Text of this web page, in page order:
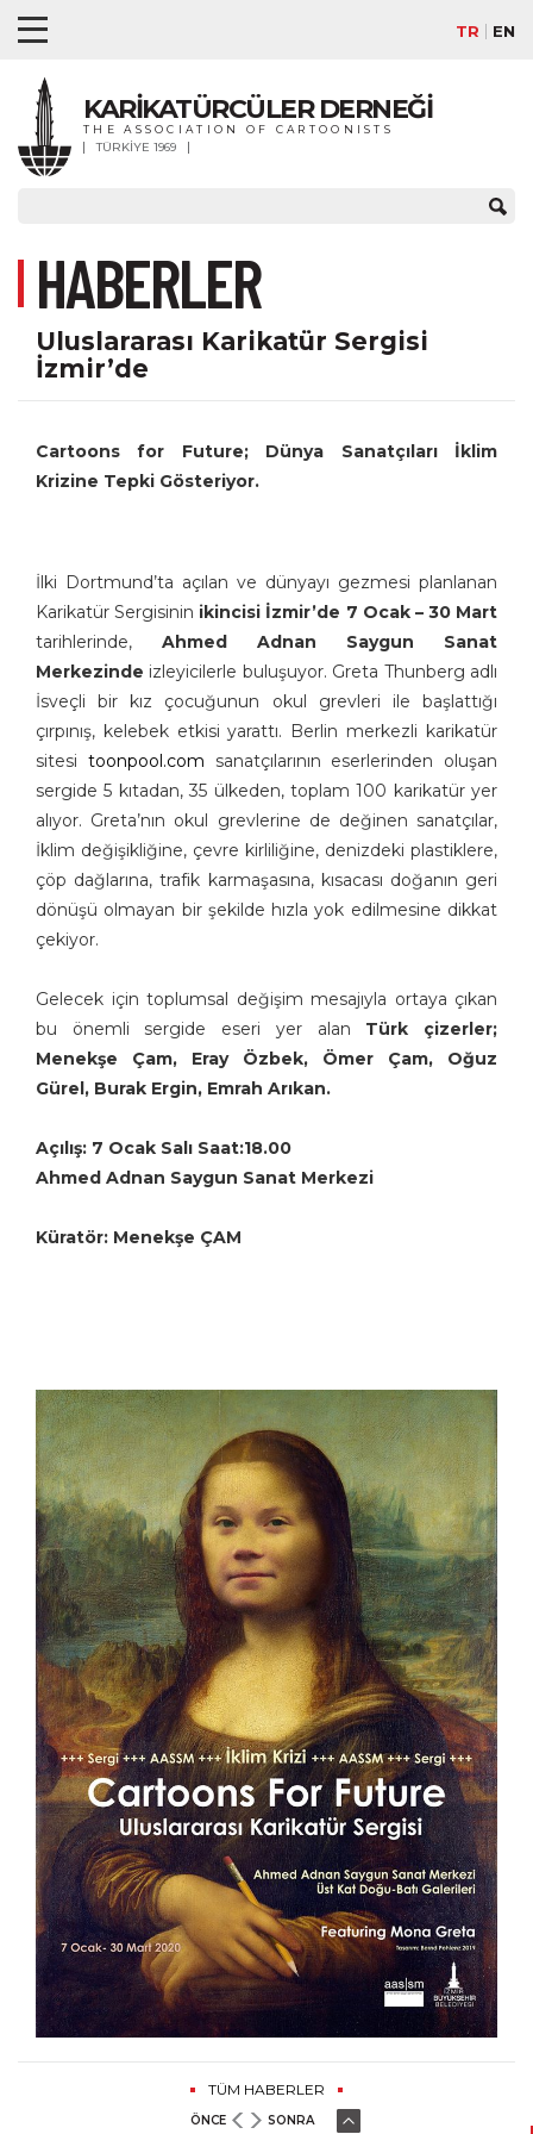
TR EN
KARİKATÜRCÜLER DERNEĞİ
THE ASSOCIATION OF CARTOONISTS
TÜRKİYE 1969
HABERLER
Uluslararası Karikatür Sergisi
İzmir’de
Cartoons for Future; Dünya Sanatçıları İklim
Krizine Tepki Gösteriyor.
İlki Dortmund’ta açılan ve dünyayı gezmesi planlanan
Karikatür Sergisinin ikincisi İzmir’de 7 Ocak – 30 Mart
tarihlerinde, Ahmed Adnan Saygun Sanat
Merkezinde izleyicilerle buluşuyor. Greta Thunberg adlı
İsveçli bir kız çocuğunun okul grevleri ile başlattığı
çırpınış, kelebek etkisi yarattı. Berlin merkezli karikatür
sitesi toonpool.com sanatçılarının eserlerinden oluşan
sergide 5 kıtadan, 35 ülkeden, toplam 100 karikatür yer
alıyor. Greta’nın okul grevlerine de değinen sanatçılar,
İklim değişikliğine, çevre kirliliğine, denizdeki plastiklere,
çöp dağlarına, trafik karmaşasına, kısacası doğanın geri
dönüşü olmayan bir şekilde hızla yok edilmesine dikkat
çekiyor.
Gelecek için toplumsal değişim mesajıyla ortaya çıkan
bu önemli sergide eseri yer alan Türk çizerler;
Menekşe Çam, Eray Özbek, Ömer Çam, Oğuz
Gürel, Burak Ergin, Emrah Arıkan.
Açılış: 7 Ocak Salı Saat:18.00
Ahmed Adnan Saygun Sanat Merkezi
Küratör: Menekşe ÇAM
TÜM HABERLER
ÖNCE SONRA